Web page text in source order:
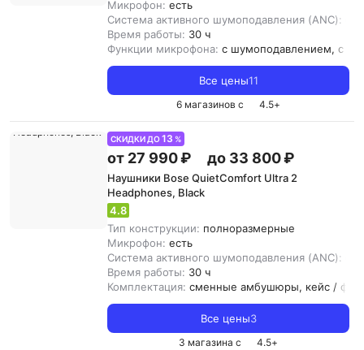
Микрофон: есть
Система активного шумоподавления (ANC):
Время работы: 30 ч
Функции микрофона: с шумоподавлением, с
Все цены11
6 магазинов с 4.5+
СКИДКИ ДО13 %
от 27 990 ₽ до 33 800 ₽
Наушники Bose QuietComfort Ultra 2
Headphones, Black
4.8
Тип конструкции: полноразмерные
Микрофон: есть
Система активного шумоподавления (ANC):
Время работы: 30 ч
Комплектация: сменные амбушюры, кейс /
Все цены3
3 магазина с 4.5+